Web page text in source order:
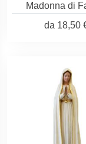
Madonna di
da 18,50